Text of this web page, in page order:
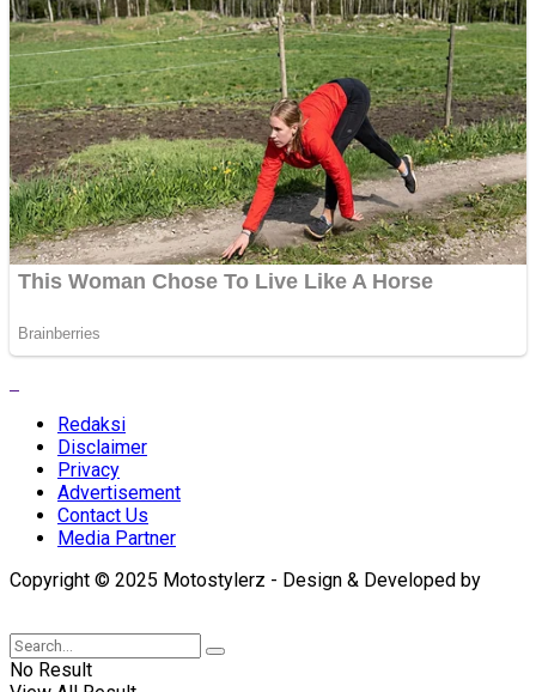
Redaksi
Disclaimer
Privacy
Advertisement
Contact Us
Media Partner
Copyright © 2025 Motostylerz - Design & Developed by
No Result